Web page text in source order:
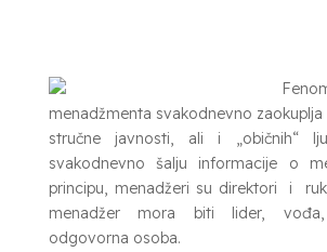
menadžmenta svakodnevno zaokuplja
stručne javnosti, ali i „običnih“
svakodnevno šalju informacije o
principu, menadžeri su direktori i
menadžer mora biti lider,
odgovorna osoba.